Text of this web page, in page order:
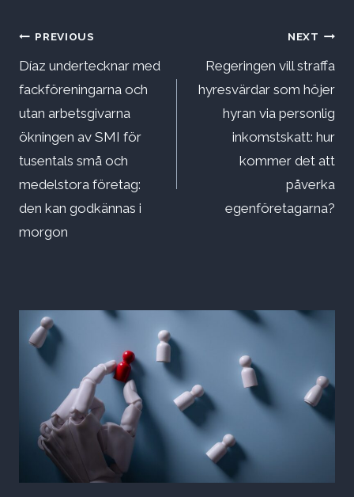
Inläggsnavigering
PREVIOUS
Díaz undertecknar med
fackföreningarna och
utan arbetsgivarna
ökningen av SMI för
tusentals små och
medelstora företag:
den kan godkännas i
morgon
NEXT
Regeringen vill straffa
hyresvärdar som höjer
hyran via personlig
inkomstskatt: hur
kommer det att
påverka
egenföretagarna?